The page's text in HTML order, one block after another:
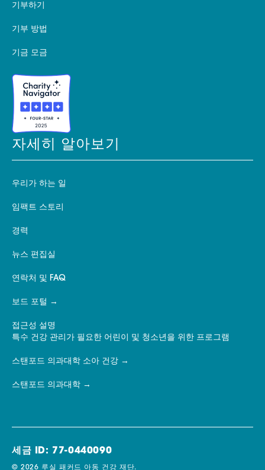
기부하기
기부 방법
기금 모금
자세히 알아보기
우리가 하는 일
임팩트 스토리
경력
뉴스 편집실
연락처 및 FAQ
보드 포털
접근성 설명
특수 건강 관리가 필요한 어린이 및 청소년을 위한 프로그램
스탠포드 의과대학 소아 건강
스탠포드 의과대학
세금 ID: 77-0440090
© 2026 루실 패커드 아동 건강 재단.